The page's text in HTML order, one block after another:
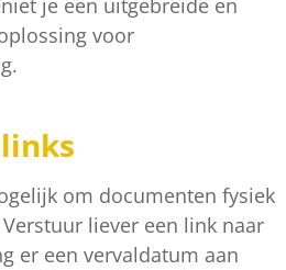
je een uitgebreide en
voor
om documenten fysiek
liever een link naar
er een vervaldatum aan